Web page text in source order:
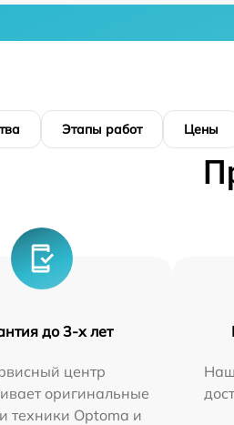
Этапы работ Цены
до 3-х лет
центр
оригинальные
техники Optoma и